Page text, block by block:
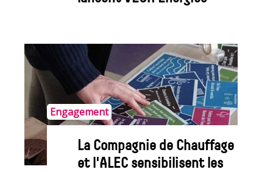
Engagement
La Compagnie de Chauffage
et l'ALEC sensibilisent les